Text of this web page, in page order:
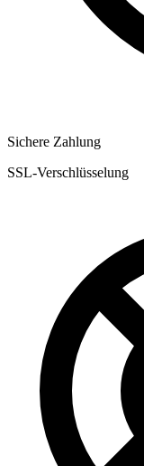
Sichere Zahlung
SSL-Verschlüsselung